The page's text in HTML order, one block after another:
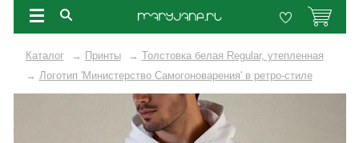
Каталог → Принты → Толстовка белая Regular, утепленная
→ Логотип 'Министерство Самогоноварения' в ретро-стиле